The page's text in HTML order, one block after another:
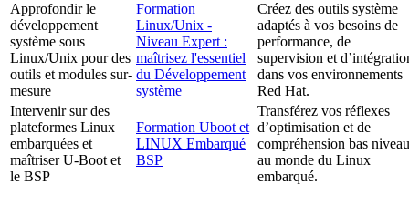
Approfondir le
développement
système sous
Linux/Unix pour des
outils et modules sur-
mesure
Formation
Linux/Unix -
Niveau Expert :
maîtrisez l'essentiel
du Développement
système
Créez des outils système
adaptés à vos besoins de
performance, de
supervision et
dans vos environnements
Red Hat.
Intervenir sur des
plateformes Linux
embarquées et
maîtriser U-Boot et
le BSP
Formation Uboot et
LINUX Embarqué
BSP
Transférez vos réflexes
d’optimisation et de
compréhension bas niveau
au monde du Linux
embarqué.